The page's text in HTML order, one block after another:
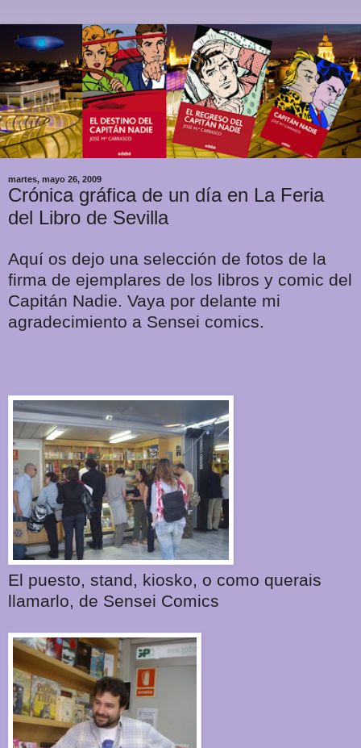
martes, mayo 26, 2009
Crónica gráfica de un día en La Feria
del Libro de Sevilla
Aquí os dejo una selección de fotos de la
firma de ejemplares de los libros y comic del
Capitán Nadie. Vaya por delante mi
agradecimiento a Sensei comics.
El puesto, stand, kiosko, o como querais
llamarlo, de Sensei Comics